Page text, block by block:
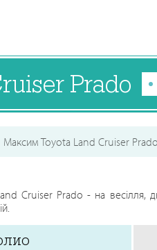
Prado
Максим Toyota Land Cruiser Prado
Cruiser Prado - на весілля,